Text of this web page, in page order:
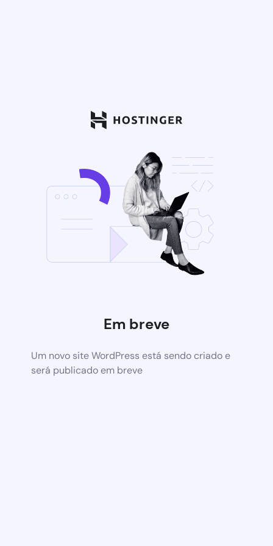
Em breve
Um novo site WordPress está sendo criado e
será publicado em breve